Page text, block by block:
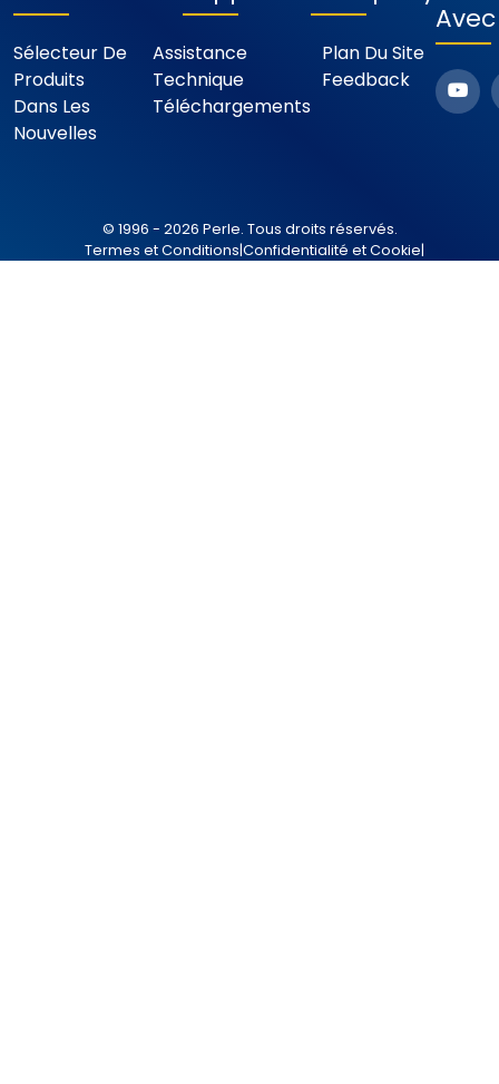
Sélecteur De
Produits
Dans Les
Nouvelles
Assistance
Technique
Téléchargements
Plan Du Site
Feedback
© 1996 - 2026 Perle. Tous droits réservés.
Termes et Conditions|Confidentialité et Cookie|